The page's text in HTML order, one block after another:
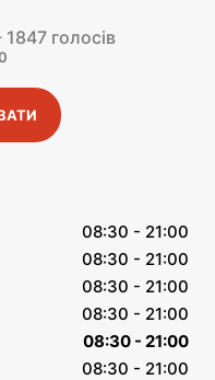
голосів
08:30 - 21:00
08:30 - 21:00
08:30 - 21:00
08:30 - 21:00
08:30 - 21:00
08:30 - 21:00